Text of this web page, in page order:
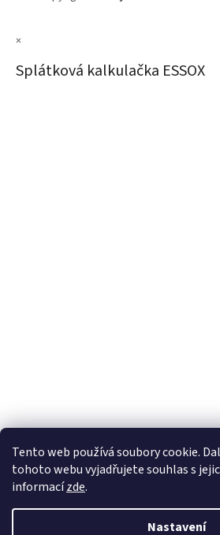
Tento web používá soubory cookie.
tohoto webu vyjadřujete souhlas s
informacízde.
Nastavení
×
Splátková kalkulačka ESSOX